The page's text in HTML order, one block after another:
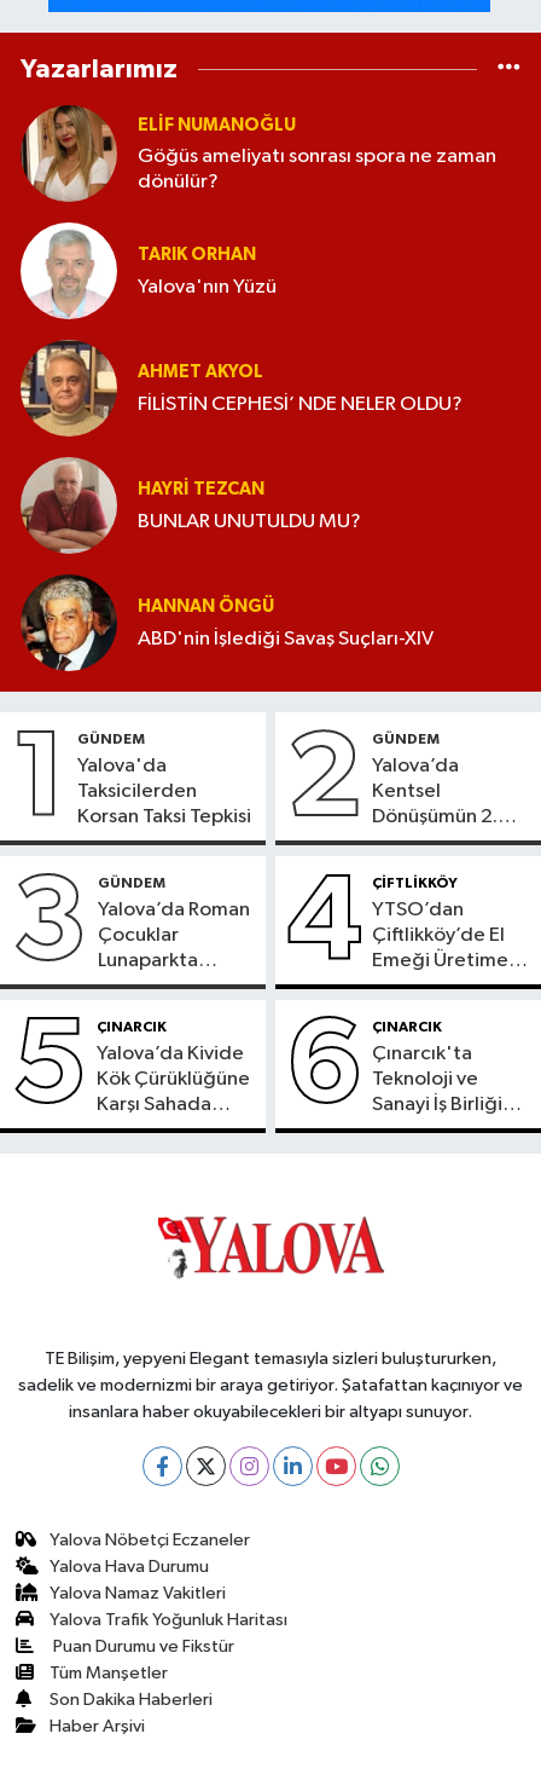
Yazarlarımız
ELİF NUMANOĞLU
Göğüs ameliyatı sonrası spora ne zaman
dönülür?
TARIK ORHAN
Yalova'nın Yüzü
AHMET AKYOL
FİLİSTİN CEPHESİ’ NDE NELER OLDU?
HAYRI TEZCAN
BUNLAR UNUTULDU MU?
HANNAN ÖNGÜ
ABD'nin İşlediği Savaş Suçları-XIV
1 GÜNDEM
Yalova'da
Taksicilerden
Korsan Taksi Tepkisi
2 GÜNDEM
Yalova’da
Kentsel
Dönüşümün 2.
Etabı İçin
Sürüyor
3 GÜNDEM
Yalova’da Roman
Çocuklar
Lunaparkta
Doyasıya Eğlendi
4 ÇİFTLİKKÖY
YTSO’dan
Çiftlikköy’de El
Emeği Üretime
Ziyaret
5 ÇINARCIK
Yalova’da Kivide
Kök Çürüklüğüne
Karşı Sahada
İnceleme
6 ÇINARCIK
Çınarcık'ta
Teknoloji ve
Sanayi İş Birliği
Gündemde
TE Bilişim, yepyeni Elegant temasıyla sizleri buluştururken,
sadelik ve modernizmi bir araya getiriyor. Şatafattan kaçınıyor ve
insanlara haber okuyabilecekleri bir altyapı sunuyor.
Yalova Nöbetçi Eczaneler
Yalova Hava Durumu
Yalova Namaz Vakitleri
Yalova Trafik Yoğunluk Haritası
Puan Durumu ve Fikstür
Tüm Manşetler
Son Dakika Haberleri
Haber Arşivi